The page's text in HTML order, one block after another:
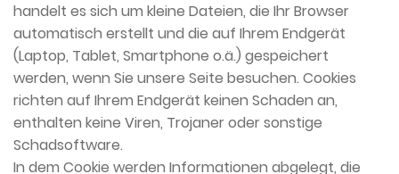
handelt es sich um kleine Dateien, die Ihr Browser
automatisch erstellt und die auf Ihrem Endgerät
(Laptop, Tablet, Smartphone o.ä.) gespeichert
werden, wenn Sie unsere Seite besuchen. Cookies
richten auf Ihrem Endgerät keinen Schaden an,
enthalten keine Viren, Trojaner oder sonstige
Schadsoftware.
In dem Cookie werden Informationen abgelegt, die